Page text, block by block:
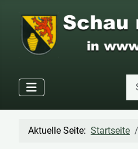
Aktuelle Seite: Startseite